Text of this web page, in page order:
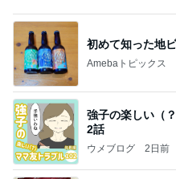
初めて知った地
Amebaトピックス
強子の楽しい（
2話
ウメブログ 2日前